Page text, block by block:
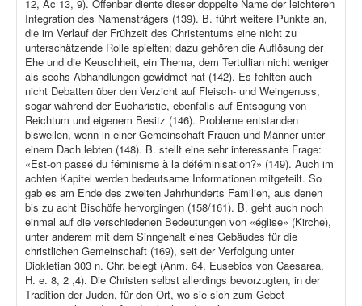
12, Ac 13, 9). Offenbar diente dieser doppelte Name der leichteren
Integration des Namensträgers (139). B. führt weitere Punkte an,
die im Verlauf der Frühzeit des Christentums eine nicht zu
unterschätzende Rolle spielten; dazu gehören die Auflösung der
Ehe und die Keuschheit, ein Thema, dem Tertullian nicht weniger
als sechs Abhandlungen gewidmet hat (142). Es fehlten auch
nicht Debatten über den Verzicht auf Fleisch- und Weingenuss,
sogar während der Eucharistie, ebenfalls auf Entsagung von
Reichtum und eigenem Besitz (146). Probleme entstanden
bisweilen, wenn in einer Gemeinschaft Frauen und Männer unter
einem Dach lebten (148). B. stellt eine sehr interessante Frage:
«Est-on passé du féminisme à la déféminisation?» (149). Auch im
achten Kapitel werden bedeutsame Informationen mitgeteilt. So
gab es am Ende des zweiten Jahrhunderts Familien, aus denen
bis zu acht Bischöfe hervorgingen (158/161). B. geht auch noch
einmal auf die verschiedenen Bedeutungen von «église» (Kirche),
unter anderem mit dem Sinngehalt eines Gebäudes für die
christlichen Gemeinschaft (169), seit der Verfolgung unter
Diokletian 303 n. Chr. belegt (Anm. 64, Eusebios von Caesarea,
H. e. 8, 2 ,4). Die Christen selbst allerdings bevorzugten, in der
Tradition der Juden, für den Ort, wo sie sich zum Gebet